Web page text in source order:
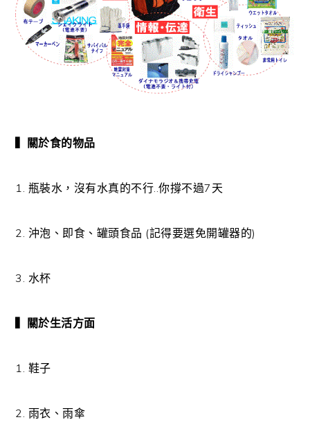
▍關於食的物品
1. 瓶裝水，沒有水真的不行..你撐不過7天
2. 沖泡、即食、罐頭食品 (記得要選免開罐器的)
3. 水杯
▍關於生活方面
1. 鞋子
2. 雨衣、雨傘